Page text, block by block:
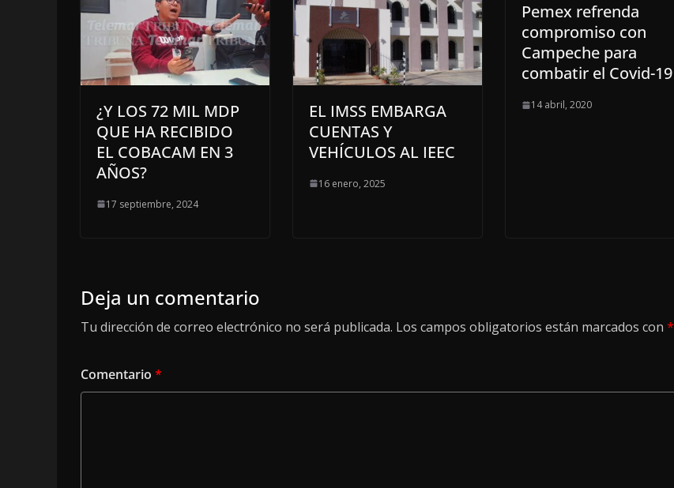
¿Y LOS 72 MIL MDP
QUE HA RECIBIDO
EL COBACAM EN 3
AÑOS?
17 septiembre, 2024
EL IMSS EMBARGA
CUENTAS Y
VEHÍCULOS AL IEEC
16 enero, 2025
Pemex refrenda
compromiso con
Campeche para
combatir el Covid-19
14 abril, 2020
Deja un comentario
Tu dirección de correo electrónico no será publicada. Los campos obligatorios están marcados con *
Comentario *